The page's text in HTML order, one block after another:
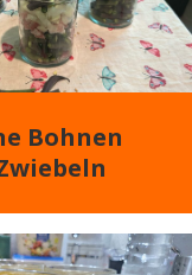
Bohnen